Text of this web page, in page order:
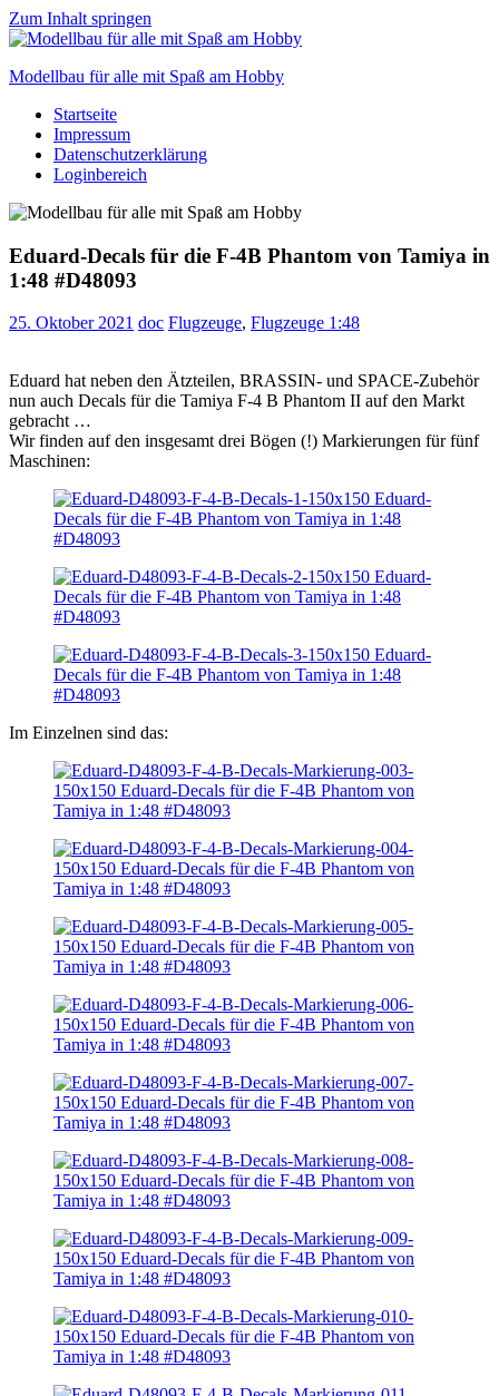
Zum Inhalt springen
Modellbau für alle mit Spaß am Hobby
Scale
modelling
to
Startseite
Impressum
Datenschutzerklärung
Loginbereich
Eduard-Decals für die F-4B Phantom von Tamiya in
1:48 #D48093
25. Oktober 2021 doc Flugzeuge, Flugzeuge 1:48
Eduard hat neben den Ätzteilen, BRASSIN- und SPACE-Zubehör
nun auch Decals für die Tamiya F-4 B Phantom II auf den Markt
gebracht …
Wir finden auf den insgesamt drei Bögen (!) Markierungen für fünf
Maschinen:
Im Einzelnen sind das: